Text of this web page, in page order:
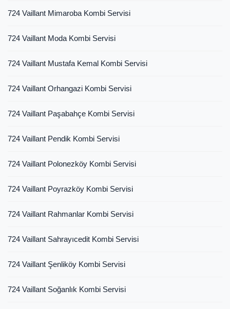
724 Vaillant Mimaroba Kombi Servisi
724 Vaillant Moda Kombi Servisi
724 Vaillant Mustafa Kemal Kombi Servisi
724 Vaillant Orhangazi Kombi Servisi
724 Vaillant Paşabahçe Kombi Servisi
724 Vaillant Pendik Kombi Servisi
724 Vaillant Polonezköy Kombi Servisi
724 Vaillant Poyrazköy Kombi Servisi
724 Vaillant Rahmanlar Kombi Servisi
724 Vaillant Sahrayıcedit Kombi Servisi
724 Vaillant Şenliköy Kombi Servisi
724 Vaillant Soğanlık Kombi Servisi